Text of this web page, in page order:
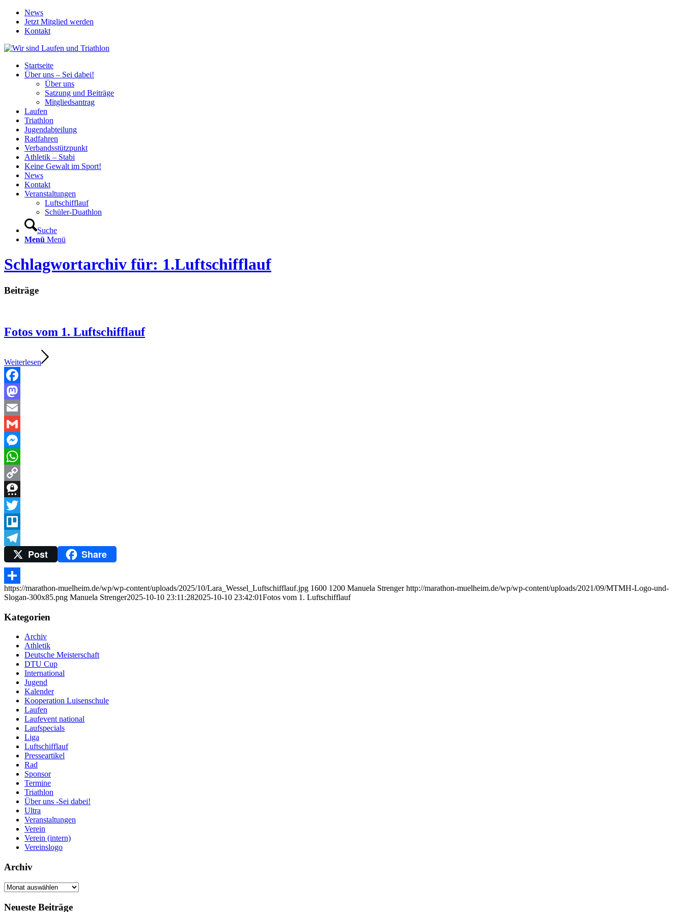
News
Jetzt Mitglied werden
Kontakt
Startseite
Über uns – Sei dabei!
Über uns
Satzung und Beiträge
Mitgliedsantrag
Laufen
Triathlon
Jugendabteilung
Radfahren
Verbandsstützpunkt
Athletik – Stabi
Keine Gewalt im Sport!
News
Kontakt
Veranstaltungen
Luftschifflauf
Schüler-Duathlon
Suche
Menü Menü
Schlagwortarchiv für: 1.Luftschifflauf
Beiträge
Fotos vom 1. Luftschifflauf
Weiterlesen
Facebook
Mastodon
Email
Gmail
Messenger
WhatsApp
Copy
Link
Threema
Twitter
Trello
TelegramPost Share
Teilen
https://marathon-muelheim.de/wp/wp-content/uploads/2025/10/Lara_Wessel_Luftschifflauf.jpg 1600 1200 Manuela Strenger http://marathon-muelheim.de/wp/wp-content/uploads/2021/09/MTMH-Logo-und-
Slogan-300x85.png Manuela Strenger2025-10-10 23:11:282025-10-10 23:42:01Fotos vom 1. Luftschifflauf
Kategorien
Archiv
Athletik
Deutsche Meisterschaft
DTU Cup
International
Jugend
Kalender
Kooperation Luisenschule
Laufen
Laufevent national
Laufspecials
Liga
Luftschifflauf
Presseartikel
Rad
Sponsor
Termine
Triathlon
Über uns -Sei dabei!
Ultra
Veranstaltungen
Verein
Verein (intern)
Vereinslogo
Archiv
Archiv
Neueste Beiträge